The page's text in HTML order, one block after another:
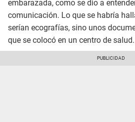
embarazada, como se dio a
comunicación. Lo que se habría
serían ecografías, sino unos
que se colocó en un centro de salud.